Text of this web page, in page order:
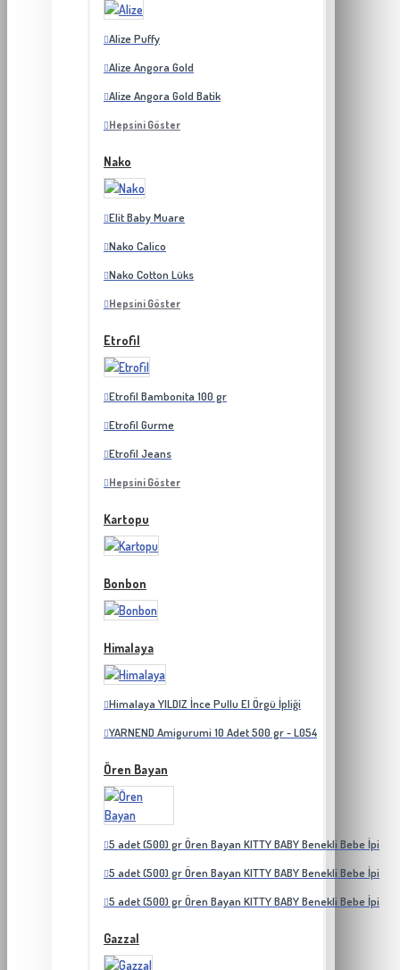
Alize Puffy
Alize Angora Gold
Alize Angora Gold Batik
Hepsini Göster
Nako
Elit Baby Muare
Nako Calico
Nako Cotton Lüks
Hepsini Göster
Etrofil
Etrofil Bambonita 100 gr
Etrofil Gurme
Etrofil Jeans
Hepsini Göster
Kartopu
Bonbon
Himalaya
Himalaya YILDIZ İnce Pullu El Örgü İpliği
YARNEND Amigurumi 10 Adet 500 gr - L054
Ören Bayan
5 adet (500) gr Ören Bayan KITTY BABY Benekli Bebe İpi
5 adet (500) gr Ören Bayan KITTY BABY Benekli Bebe İpi
5 adet (500) gr Ören Bayan KITTY BABY Benekli Bebe İpi
Gazzal